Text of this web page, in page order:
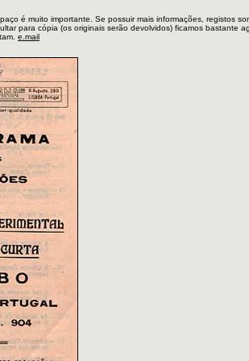
é muito importante. Se possuir mais informações, registos
para cópia (os originais serão devolvidos) ficamos bastante
e.mail